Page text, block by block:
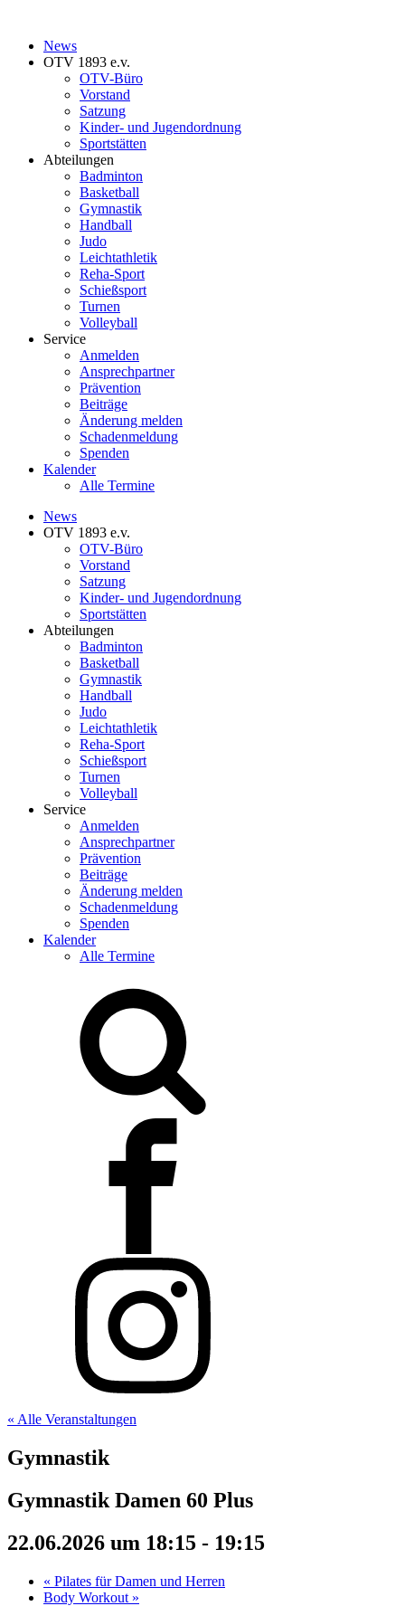
News
OTV 1893 e.v.
OTV-Büro
Vorstand
Satzung
Kinder- und Jugendordnung
Sportstätten
Abteilungen
Badminton
Basketball
Gymnastik
Handball
Judo
Leichtathletik
Reha-Sport
Schießsport
Turnen
Volleyball
Service
Anmelden
Ansprechpartner
Prävention
Beiträge
Änderung melden
Schadenmeldung
Spenden
Kalender
Alle Termine
News
OTV 1893 e.v.
OTV-Büro
Vorstand
Satzung
Kinder- und Jugendordnung
Sportstätten
Abteilungen
Badminton
Basketball
Gymnastik
Handball
Judo
Leichtathletik
Reha-Sport
Schießsport
Turnen
Volleyball
Service
Anmelden
Ansprechpartner
Prävention
Beiträge
Änderung melden
Schadenmeldung
Spenden
Kalender
Alle Termine
« Alle Veranstaltungen
Gymnastik
Gymnastik Damen 60 Plus
22.06.2026 um 18:15 - 19:15
« Pilates für Damen und Herren
Body Workout »